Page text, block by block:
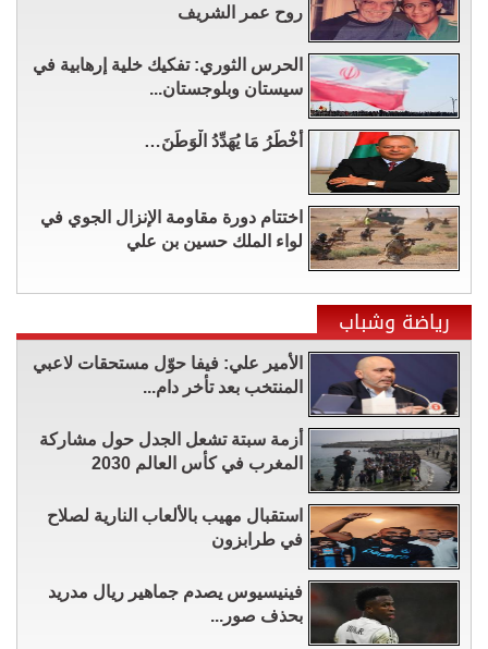
روح عمر الشريف
الحرس الثوري: تفكيك خلية إرهابية في
سيستان وبلوجستان...
أَخْطَرُ مَا يُهَدِّدُ الْوَطَنَ…
اختتام دورة مقاومة الإنزال الجوي في
لواء الملك حسين بن علي
رياضة وشباب
الأمير علي: فيفا حوّل مستحقات لاعبي
المنتخب بعد تأخر دام...
أزمة سبتة تشعل الجدل حول مشاركة
المغرب في كأس العالم 2030
استقبال مهيب بالألعاب النارية لصلاح
في طرابزون
فينيسيوس يصدم جماهير ريال مدريد
بحذف صور...